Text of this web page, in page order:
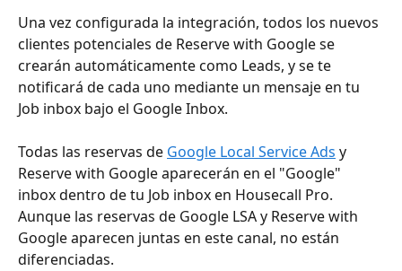
Una vez configurada la integración, todos los nuevos
clientes potenciales de Reserve with Google se
crearán automáticamente como Leads, y se te
notificará de cada uno mediante un mensaje en tu
Job inbox bajo el Google Inbox.
Todas las reservas de Google Local Service Ads y
Reserve with Google aparecerán en el "Google"
inbox dentro de tu Job inbox en Housecall Pro.
Aunque las reservas de Google LSA y Reserve with
Google aparecen juntas en este canal, no están
diferenciadas.